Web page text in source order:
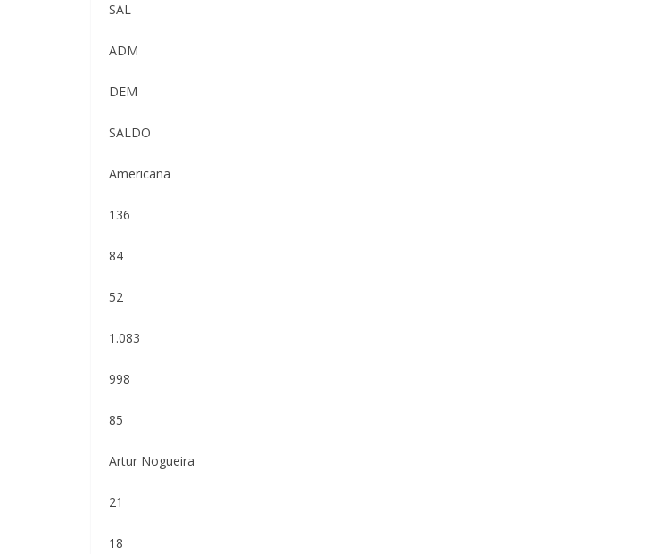
SAL
ADM
DEM
SALDO
Americana
136
84
52
1.083
998
85
Artur Nogueira
21
18